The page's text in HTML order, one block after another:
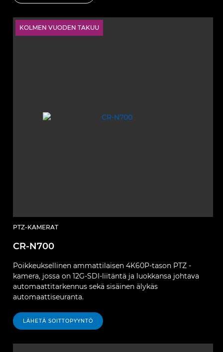
KOLMEN VUODEN TAKUU
PTZ-KAMERAT
CR-N700
Poikkeuksellinen ammattilaisen 4K60P-tason PTZ -
kamera, jossa on 12G-SDI-liitäntä ja luokkansa johtava
automaattitarkennus sekä sisäinen älykäs
automaattiseuranta.
LÄHETÄ SOITTOPYYNTÖ